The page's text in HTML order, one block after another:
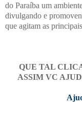
do Paraíba um
divulgando e
que agitam as
QUE TAL
ASSIM VC